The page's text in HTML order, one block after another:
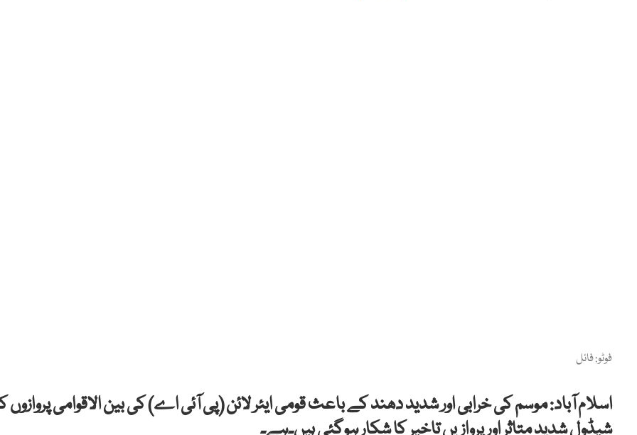
فوٹو: فائل
اسلام آباد: موسم کی خرابی اور شدید دھند کے باعث قومی ایئر لائن (پی آئی اے) کی بین الاقوامی پروازوں